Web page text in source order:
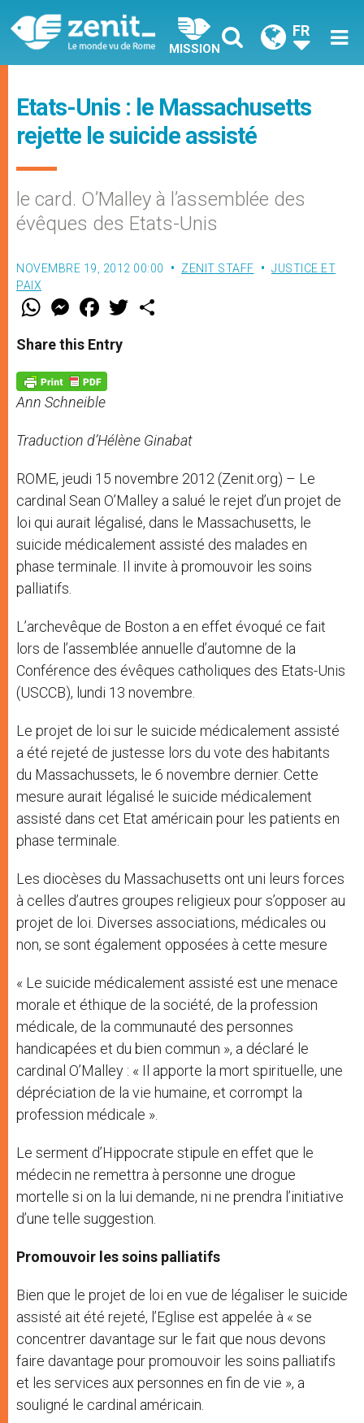
MISSION
FR
Etats-Unis : le Massachusetts
rejette le suicide assisté
le card. O’Malley à l’assemblée des
évêques des Etats-Unis
NOVEMBRE 19, 2012 00:00 ZENIT STAFF
JUSTICE ET
PAIX
W
t
s
p
p
M
e
s
e
g
e
r
F
a
e
b
o
k
w
Share this Entry
Ann Schneible
Traduction d’Hélène Ginabat
ROME, jeudi 15 novembre 2012 (Zenit.org) – Le
cardinal Sean O’Malley a salué le rejet d’un projet de
loi qui aurait légalisé, dans le Massachusetts, le
suicide médicalement assisté des malades en
phase terminale. Il invite à promouvoir les soins
palliatifs.
L’archevêque de Boston a en effet évoqué ce fait
lors de l’assemblée annuelle d’automne de la
Conférence des évêques catholiques des Etats-Unis
(USCCB), lundi 13 novembre.
Le projet de loi sur le suicide médicalement assisté
a été rejeté de justesse lors du vote des habitants
du Massachussets, le 6 novembre dernier. Cette
mesure aurait légalisé le suicide médicalement
assisté dans cet Etat américain pour les patients en
phase terminale.
Les diocèses du Massachusetts ont uni leurs forces
à celles d’autres groupes religieux pour s’opposer au
projet de loi. Diverses associations, médicales ou
non, se sont également opposées à cette mesure
« Le suicide médicalement assisté est une menace
morale et éthique de la société, de la profession
médicale, de la communauté des personnes
handicapées et du bien commun », a déclaré le
cardinal O’Malley : « Il apporte la mort spirituelle, une
dépréciation de la vie humaine, et corrompt la
profession médicale ».
Le serment d’Hippocrate stipule en effet que le
médecin ne remettra à personne une drogue
mortelle si on la lui demande, ni ne prendra l’initiative
d’une telle suggestion.
Promouvoir les soins palliatifs
Bien que le projet de loi en vue de légaliser le suicide
assisté ait été rejeté, l’Eglise est appelée à « se
concentrer davantage sur le fait que nous devons
faire davantage pour promouvoir les soins palliatifs
et les services aux personnes en fin de vie », a
souligné le cardinal américain.